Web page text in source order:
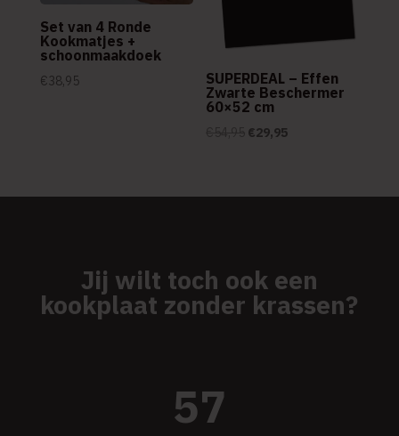
Set van 4 Ronde
Kookmatjes +
schoonmaakdoek
€38,95
SUPERDEAL – Effen
Zwarte Beschermer
60×52 cm
Oorspronkelijke
€54,95.
€29,95Huidige
€29,95.
Jij wilt toch ook een
kookplaat zonder krassen?
57